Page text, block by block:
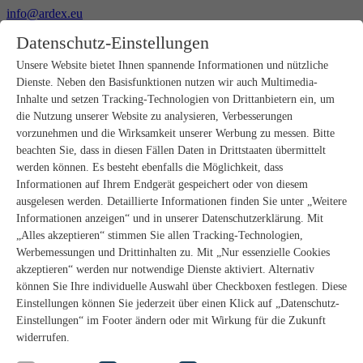
info@ardex.eu
Deutsch
Produkte
Produktübersicht
Rohbau
Estrichverlegung
Untergrundvorbereitung
Bodenspachtelmassen
Abdichtungen
Fliesenkleber
Fugenmörtel
Fugendichtstoffe
Montagekleber
Natursteinverlegung
Bodenbelags- und Parkettklebstoffe
Wandspachtelmassen
Zubehör
PANDOMO®
Datenschutz-Einstellungen
Unsere Website bietet Ihnen spannende Informationen und nützliche
Dienste. Neben den Basisfunktionen nutzen wir auch Multimedia-
Inhalte und setzen Tracking-Technologien von Drittanbietern ein, um
die Nutzung unserer Website zu analysieren, Verbesserungen
vorzunehmen und die Wirksamkeit unserer Werbung zu messen. Bitte
beachten Sie, dass in diesen Fällen Daten in Drittstaaten übermittelt
werden können. Es besteht ebenfalls die Möglichkeit, dass
Informationen auf Ihrem Endgerät gespeichert oder von diesem
ausgelesen werden. Detaillierte Informationen finden Sie unter „Weitere
Informationen anzeigen“ und in unserer Datenschutzerklärung. Mit
„Alles akzeptieren“ stimmen Sie allen Tracking-Technologien,
Werbemessungen und Drittinhalten zu. Mit „Nur essenzielle Cookies
akzeptieren“ werden nur notwendige Dienste aktiviert. Alternativ
können Sie Ihre individuelle Auswahl über Checkboxen festlegen. Diese
Einstellungen können Sie jederzeit über einen Klick auf „Datenschutz-
Einstellungen“ im Footer ändern oder mit Wirkung für die Zukunft
widerrufen.